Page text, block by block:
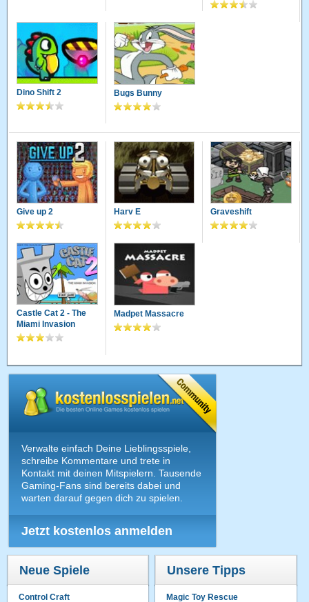
Dino Shift 2 Bugs Bunny
Give up 2 Harv E Graveshift
Castle Cat 2 - The
Miami Invasion
Madpet Massacre
Verwalte einfach Deine Lieblingsspiele,
schreibe Kommentare und trete in
Kontakt mit deinen Mitspielern. Tausende
Gaming-Fans sind bereits dabei und
warten darauf gegen dich zu spielen.
Jetzt kostenlos anmelden
Neue Spiele
Control Craft
Unsere Tipps
Magic Toy Rescue